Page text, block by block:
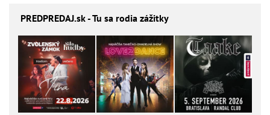
PREDPREDAJ.sk - Tu sa rodia zážitky